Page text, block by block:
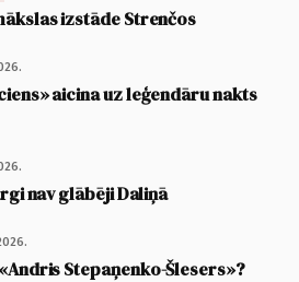
izstāde Strenčos
aicina uz leģendāru nakts
nav glābēji Daliņā
Stepaņenko-Šlesers»?